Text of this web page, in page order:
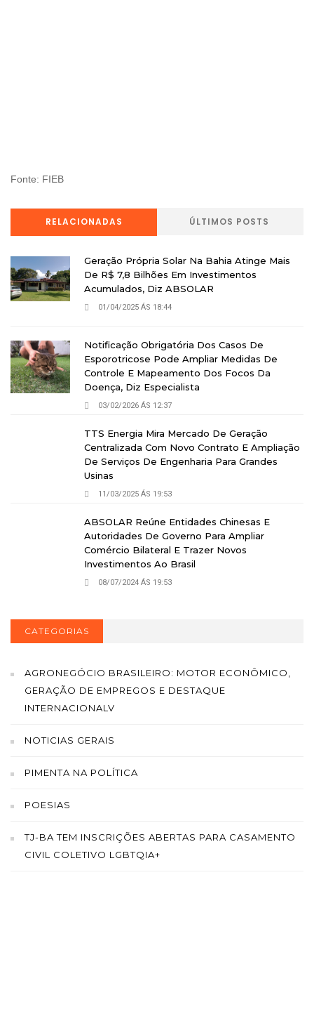
Fonte: FIEB
RELACIONADAS ÚLTIMOS POSTS
Geração Própria Solar Na Bahia Atinge Mais
De R$ 7,8 Bilhões Em Investimentos
Acumulados, Diz ABSOLAR
01/04/2025 ÁS 18:44
Notificação Obrigatória Dos Casos De
Esporotricose Pode Ampliar Medidas De
Controle E Mapeamento Dos Focos Da
Doença, Diz Especialista
03/02/2026 ÁS 12:37
TTS Energia Mira Mercado De Geração
Centralizada Com Novo Contrato E Ampliação
De Serviços De Engenharia Para Grandes
Usinas
11/03/2025 ÁS 19:53
ABSOLAR Reúne Entidades Chinesas E
Autoridades De Governo Para Ampliar
Comércio Bilateral E Trazer Novos
Investimentos Ao Brasil
08/07/2024 ÁS 19:53
CATEGORIAS
AGRONEGÓCIO BRASILEIRO: MOTOR ECONÔMICO,
GERAÇÃO DE EMPREGOS E DESTAQUE
INTERNACIONALV
NOTICIAS GERAIS
PIMENTA NA POLÍTICA
POESIAS
TJ-BA TEM INSCRIÇÕES ABERTAS PARA CASAMENTO
CIVIL COLETIVO LGBTQIA+